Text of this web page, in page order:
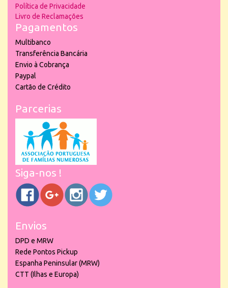
Política de Privacidade
Livro de Reclamações
Pagamentos
Multibanco
Transferência Bancária
Envio à Cobrança
Paypal
Cartão de Crédito
Parcerias
Siga-nos !
Envios
DPD e MRW
Rede Pontos Pickup
Espanha Peninsular (MRW)
CTT (Ilhas e Europa)